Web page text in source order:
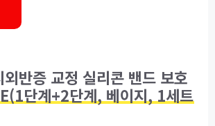
반증 교정 실리콘 밴드 보호
단계+2단계, 베이지, 1세트